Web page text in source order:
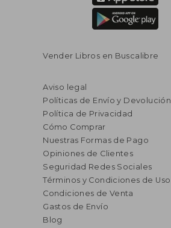
Vender Libros en Buscalibre
Aviso legal
Políticas de Envío y Devolución
Política de Privacidad
Cómo Comprar
Nuestras Formas de Pago
Opiniones de Clientes
Seguridad Redes Sociales
Términos y Condiciones de Uso
Condiciones de Venta
Gastos de Envío
Blog